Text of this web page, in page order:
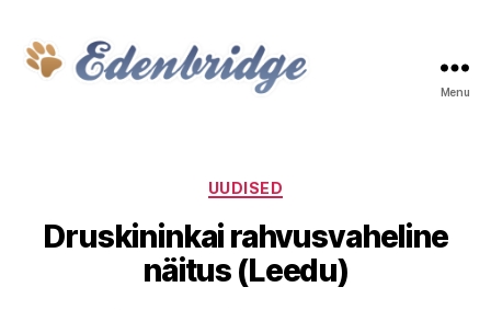
Menu
Categories
UUDISED
Druskininkai rahvusvaheline
näitus (Leedu)